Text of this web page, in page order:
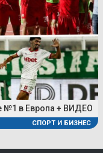
№1 в Европа + ВИДЕО
СПОРТ И БИЗНЕС